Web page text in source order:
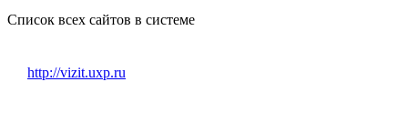
Список всех сайтов в системе
http://vizit.uxp.ru